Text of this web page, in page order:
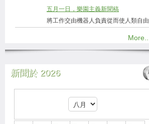
五月一日，樂園主義新聞稿
將工作交由機器人負責從而使人類自由
More...
新聞於 2026